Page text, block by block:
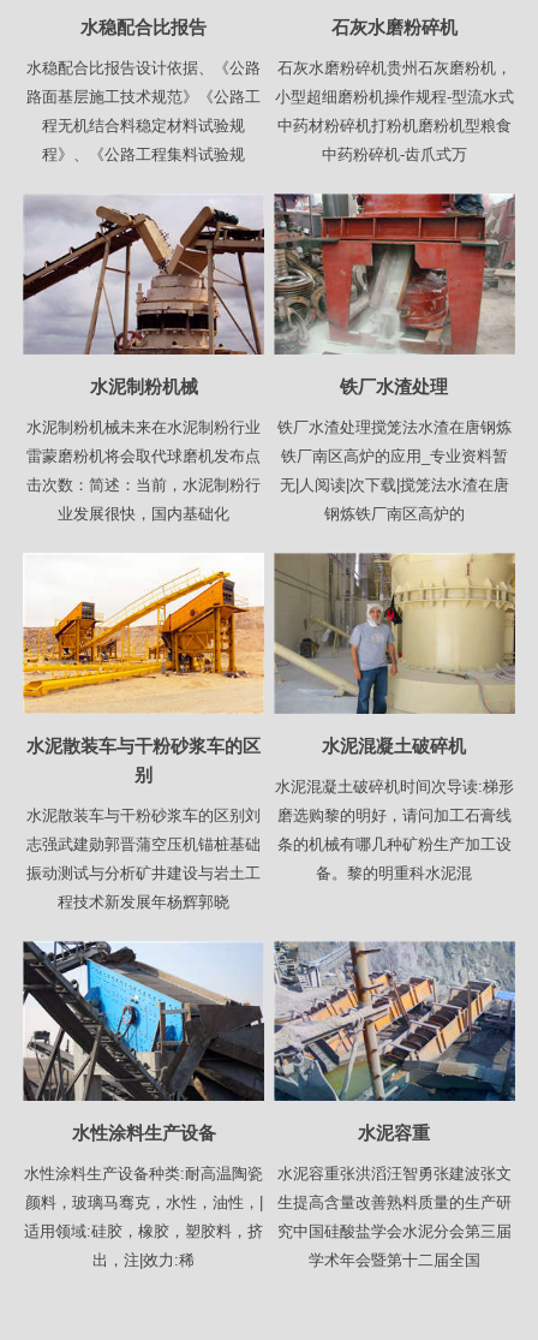
水稳配合比报告
水稳配合比报告设计依据、《公路
路面基层施工技术规范》《公路工
程无机结合料稳定材料试验规
程》、《公路工程集料试验规
石灰水磨粉碎机
石灰水磨粉碎机贵州石灰磨粉机，
小型超细磨粉机操作规程-型流水式
中药材粉碎机打粉机磨粉机型粮食
中药粉碎机-齿爪式万
水泥制粉机械
水泥制粉机械未来在水泥制粉行业
雷蒙磨粉机将会取代球磨机发布点
击次数：简述：当前，水泥制粉行
业发展很快，国内基础化
铁厂水渣处理
铁厂水渣处理搅笼法水渣在唐钢炼
铁厂南区高炉的应用_专业资料暂
无|人阅读|次下载|搅笼法水渣在唐
钢炼铁厂南区高炉的
水泥散装车与干粉砂浆车的区
别
水泥散装车与干粉砂浆车的区别刘
志强武建勋郭晋蒲空压机锚桩基础
振动测试与分析矿井建设与岩土工
程技术新发展年杨辉郭晓
水泥混凝土破碎机
水泥混凝土破碎机时间次导读:梯形
磨选购黎的明好，请问加工石膏线
条的机械有哪几种矿粉生产加工设
备。黎的明重科水泥混
水性涂料生产设备
水性涂料生产设备种类:耐高温陶瓷
颜料，玻璃马骞克，水性，油性，|
适用领域:硅胶，橡胶，塑胶料，挤
出，注|效力:稀
水泥容重
水泥容重张洪滔汪智勇张建波张文
生提高含量改善熟料质量的生产研
究中国硅酸盐学会水泥分会第三届
学术年会暨第十二届全国